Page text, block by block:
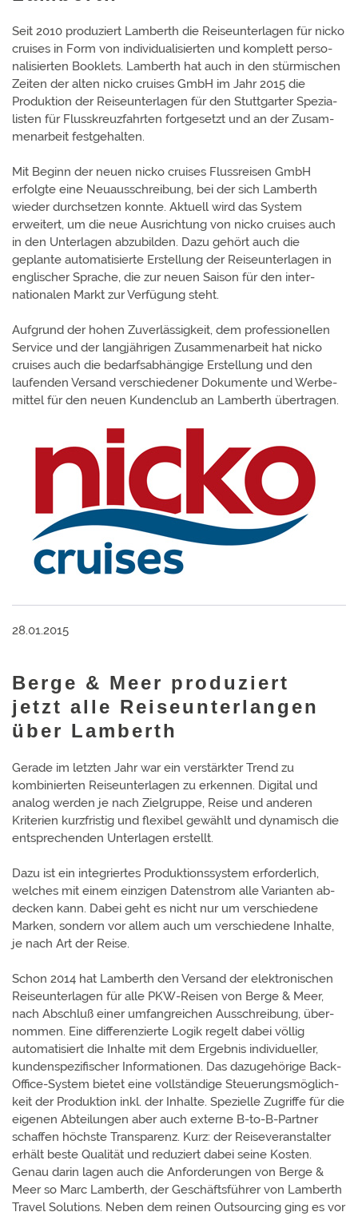
Seit 2010 produziert Lamberth die Reiseunterlagen für nicko
cruises in Form von indivi­duali­sierten und komplett perso­
nalisier­ten Book­lets. Lamberth hat auch in den stür­mischen
Zeiten der alten nicko cruises GmbH im Jahr 2015 die
Produktion der Reise­unter­lagen für den Stutt­garter Spezia­
listen für Fluss­kreuz­fahrten fort­gesetzt und an der Zusam­
men­arbeit festgehalten.
Mit Beginn der neuen nicko cruises Fluss­reisen GmbH
erfolgte eine Neuaus­schrei­bung, bei der sich Lamberth
wieder durch­setzen konnte. Aktuell wird das System
erweitert, um die neue Aus­richtung von nicko cruises auch
in den Unter­lagen abzu­bilden. Dazu gehört auch die
geplante auto­matisierte Erstellung der Reise­unter­lagen in
englischer Sprache, die zur neuen Saison für den inter­
nationa­len Markt zur Verfügung steht.
Aufgrund der hohen Zuver­lässigkeit, dem profes­sionellen
Service und der lang­jährigen Zusam­men­arbeit hat nicko
cruises auch die bedarfs­ab­hängige Erstel­lung und den
laufen­den Versand verschie­dener Doku­mente und Werbe­
mittel für den neuen Kunden­club an Lamberth übertragen.
28.01.2015
Berge & Meer produziert
jetzt alle Reiseunterlangen
über Lamberth
Gerade im letzten Jahr war ein verstärkter Trend zu
kombinierten Reise­unter­lagen zu erkennen. Digital und
analog werden je nach Zielgruppe, Reise und anderen
Kriterien kurz­fristig und flexibel gewählt und dyna­misch die
ent­sprechen­den Unter­lagen erstellt.
Dazu ist ein inte­griertes Produktionssystem erforderlich,
welches mit einem einzigen Daten­strom alle Varianten ab­
decken kann. Dabei geht es nicht nur um verschie­dene
Marken, sondern vor allem auch um verschie­dene Inhalte,
je nach Art der Reise.
Schon 2014 hat Lamberth den Versand der elek­tro­nischen
Reise­unter­lagen für alle PKW-Reisen von Berge & Meer,
nach Abschluß einer umfang­reichen Aus­schrei­bung, über­
nommen. Eine differen­zierte Logik regelt dabei völlig
automatisiert die Inhalte mit dem Ergeb­nis indivi­dueller,
kunden­spezi­fischer Informa­tionen. Das dazu­gehö­rige Back-
Office-System bietet eine voll­ständige Steuer­ungs­möglich­
keit der Produk­tion inkl. der Inhalte. Spezielle Zugriffe für die
eigenen Abtei­lungen aber auch externe B-to-B-Partner
schaffen höchste Transparenz. Kurz: der Reise­veran­stalter
erhält beste Qualität und reduziert dabei seine Kosten.
Genau darin lagen auch die Anfor­derungen von Berge &
Meer so Marc Lamberth, der Geschäfts­führer von Lamberth
Travel Solutions. Neben dem reinen Out­sourcing ging es vor